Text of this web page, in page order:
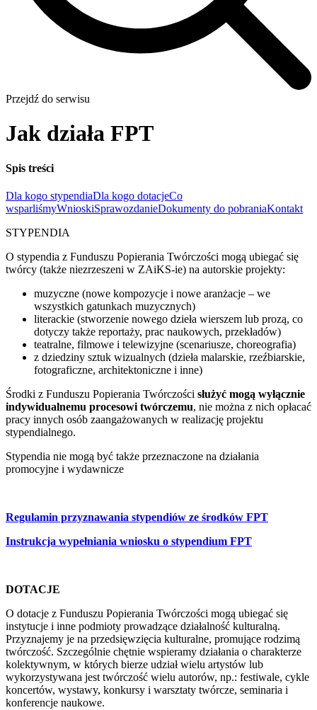
Przejdź do serwisu
Jak działa FPT
Spis treści
Dla kogo stypendiaDla kogo dotacjeCo
wsparliśmyWnioskiSprawozdanieDokumenty do pobraniaKontakt
STYPENDIA
O stypendia z Funduszu Popierania Twórczości mogą ubiegać się
twórcy (także niezrzeszeni w ZAiKS-ie) na autorskie projekty:
muzyczne (nowe kompozycje i nowe aranżacje – we
wszystkich gatunkach muzycznych)
literackie (stworzenie nowego dzieła wierszem lub prozą, co
dotyczy także reportaży, prac naukowych, przekładów)
teatralne, filmowe i telewizyjne (scenariusze, choreografia)
z dziedziny sztuk wizualnych (dzieła malarskie, rzeźbiarskie,
fotograficzne, architektoniczne i inne)
Środki z Funduszu Popierania Twórczości służyć mogą wyłącznie
indywidualnemu procesowi twórczemu, nie można z nich opłacać
pracy innych osób zaangażowanych w realizację projektu
stypendialnego.
Stypendia nie mogą być także przeznaczone na działania
promocyjne i wydawnicze
Regulamin przyznawania stypendiów ze środków FPT
Instrukcja wypełniania wniosku o stypendium FPT
DOTACJE
O dotacje z Funduszu Popierania Twórczości mogą ubiegać się
instytucje i inne podmioty prowadzące działalność kulturalną.
Przyznajemy je na przedsięwzięcia kulturalne, promujące rodzimą
twórczość. Szczególnie chętnie wspieramy działania o charakterze
kolektywnym, w których bierze udział wielu artystów lub
wykorzystywana jest twórczość wielu autorów, np.: festiwale, cykle
koncertów, wystawy, konkursy i warsztaty twórcze, seminaria i
konferencje naukowe.